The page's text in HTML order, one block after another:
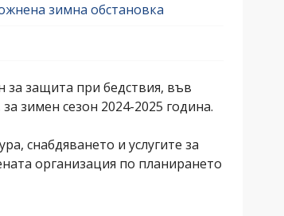
зимна обстановка
за защита при бедствия, във
зимен сезон 2024-2025 година.
снабдяването и услугите за
организация по планирането